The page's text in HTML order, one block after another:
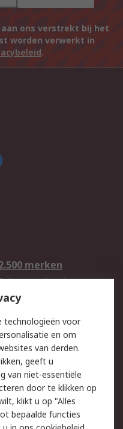
ons verstrekt bij het
worden verwerkt in
.
merken
advies
veiligheid
technologieën voor
en om
van derden.
geeft u
van niet-essentiële
door te klikken op
klikt u op "Alles
bepaalde functies